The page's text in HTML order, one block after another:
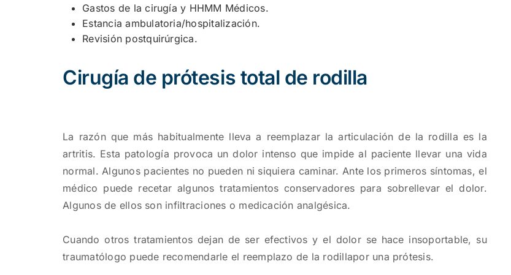
Gastos de la cirugía y HHMM Médicos.
Estancia ambulatoria/hospitalización.
Revisión postquirúrgica.
Cirugía de prótesis total de rodilla
La razón que más habitualmente lleva a reemplazar la articulación de la rodilla es la
artritis. Esta patología provoca un dolor intenso que impide al paciente llevar una vida
normal. Algunos pacientes no pueden ni siquiera caminar. Ante los primeros síntomas, el
médico puede recetar algunos tratamientos conservadores para sobrellevar el dolor.
Algunos de ellos son infiltraciones o medicación analgésica.
Cuando otros tratamientos dejan de ser efectivos y el dolor se hace insoportable, su
traumatólogo puede recomendarle el reemplazo de la rodillapor una prótesis.